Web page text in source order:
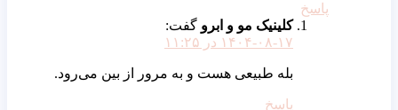
پاسخ
کلینیک مو و ابرو گفت:
۱۴۰۴-۰۸-۱۷ در ۱۱:۲۵
بله طبیعی هست و به مرور از بین می‌رود.
پاسخ